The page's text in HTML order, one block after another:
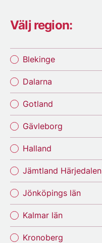
Välj region:
Blekinge
Dalarna
Gotland
Gävleborg
Halland
Jämtland Härjedalen
Jönköpings län
Kalmar län
Kronoberg